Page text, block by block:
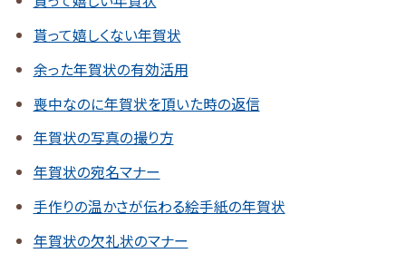
貰って嬉しくない年賀状
余った年賀状の有効活用
喪中なのに年賀状を頂いた時の返信
年賀状の写真の撮り方
年賀状の宛名マナー
手作りの温かさが伝わる絵手紙の年賀状
年賀状の欠礼状のマナー